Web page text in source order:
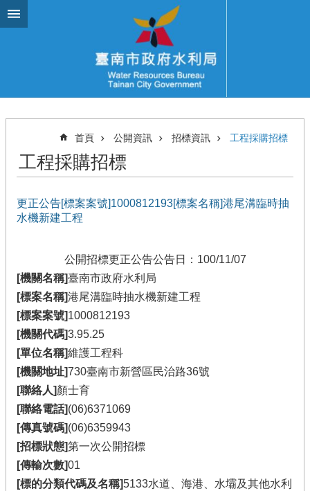
跳到主要內容區塊
首頁 公開資訊 招標資訊 工程採購招標
工程採購招標
更正公告[標案案號]1000812193[標案名稱]港尾溝臨時抽
水機新建工程
公開招標更正公告公告日：100/11/07
[機關名稱]臺南市政府水利局
[標案名稱]港尾溝臨時抽水機新建工程
[標案案號]1000812193
[機關代碼]3.95.25
[單位名稱]維護工程科
[機關地址]730臺南市新營區民治路36號
[聯絡人]顏士育
[聯絡電話](06)6371069
[傳真號碼](06)6359943
[招標狀態]第一次公開招標
[傳輸次數]01
[標的分類代碼及名稱]5133水道、海港、水壩及其他水利